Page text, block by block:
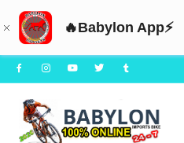
🔥Babylon App⚡
Saltar
al
contenido